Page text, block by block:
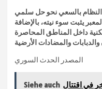
بالسعي نحو حل سلمي
يثبت سوء نيته، بالإضافة
داخل المناطق المحاصرة
والمضادات الأرضية
المصدر الحدث السوري
Siehe auch في اقتتال